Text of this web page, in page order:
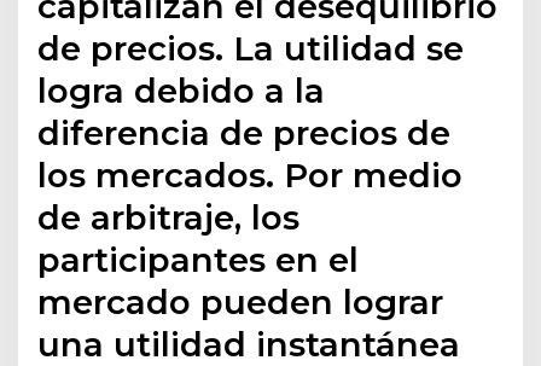
de precios. La utilidad se
logra debido a la
diferencia de precios de
los mercados. Por medio
de arbitraje, los
participantes en el
mercado pueden lograr
una utilidad instantánea